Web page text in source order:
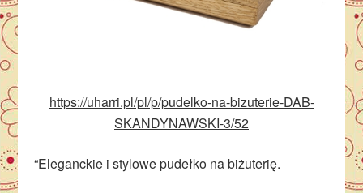
https://uharri.pl/pl/p/pudelko-na-bizuterie-DAB-
SKANDYNAWSKI-3/52
“Eleganckie i stylowe pudełko na biżuterię.